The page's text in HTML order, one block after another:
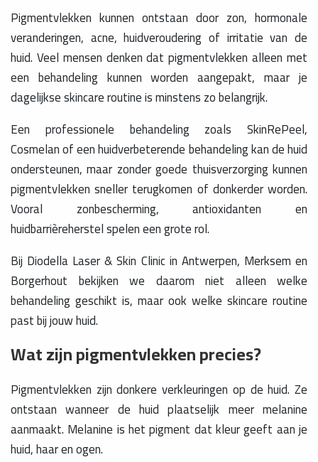
Pigmentvlekken kunnen ontstaan door zon, hormonale
veranderingen, acne, huidveroudering of irritatie van de
huid. Veel mensen denken dat pigmentvlekken alleen met
een behandeling kunnen worden aangepakt, maar je
dagelijkse skincare routine is minstens zo belangrijk.
Een professionele behandeling zoals SkinRePeel,
Cosmelan of een huidverbeterende behandeling kan de huid
ondersteunen, maar zonder goede thuisverzorging kunnen
pigmentvlekken sneller terugkomen of donkerder worden.
Vooral zonbescherming, antioxidanten en
huidbarrièreherstel spelen een grote rol.
Bij Diodella Laser & Skin Clinic in Antwerpen, Merksem en
Borgerhout bekijken we daarom niet alleen welke
behandeling geschikt is, maar ook welke skincare routine
past bij jouw huid.
Wat zijn pigmentvlekken precies?
Pigmentvlekken zijn donkere verkleuringen op de huid. Ze
ontstaan wanneer de huid plaatselijk meer melanine
aanmaakt. Melanine is het pigment dat kleur geeft aan je
huid, haar en ogen.